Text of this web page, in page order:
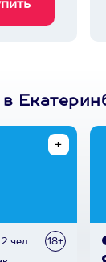
чел 18+